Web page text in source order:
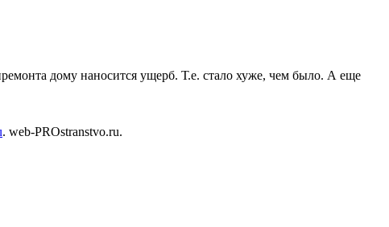
дому наносится ущерб. Т.е. стало хуже, чем было. А еще
. web-PROstranstvo.ru.